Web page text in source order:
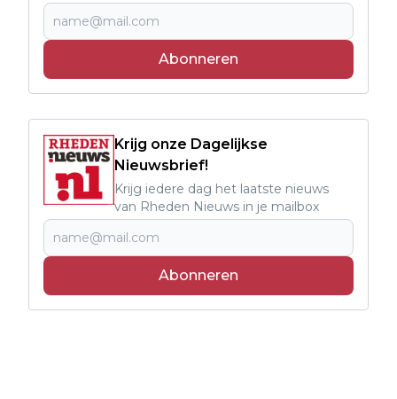
Abonneren
Krijg onze Dagelijkse
Nieuwsbrief!
Krijg iedere dag het laatste nieuws
van Rheden Nieuws in je mailbox
Abonneren